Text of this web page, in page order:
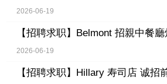
2026-06-19
【招聘求职】 Belmont 招親中餐
2026-06-19
【招聘求职】 Hillary 寿司店 诚招